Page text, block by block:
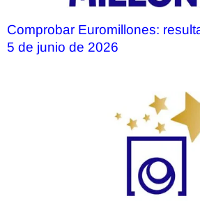
Comprobar Euromillones:
5 de junio de 2026